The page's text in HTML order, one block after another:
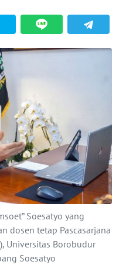
Soesatyo yang
dosen tetap Pascasarjana
Universitas Borobudur
Soesatyo